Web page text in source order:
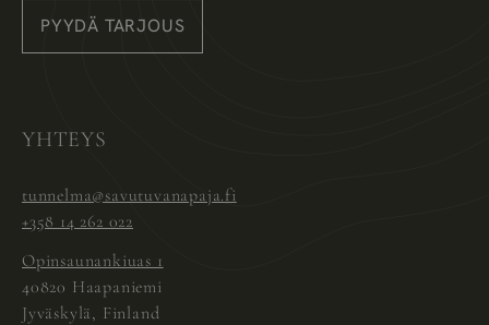
PYYDÄ TARJOUS
YHTEYS
tunnelma@savutuvanapaja.fi
+358 14 262 022
Opinsaunankiuas 1
40820 Haapaniemi
Jyväskylä, Finland